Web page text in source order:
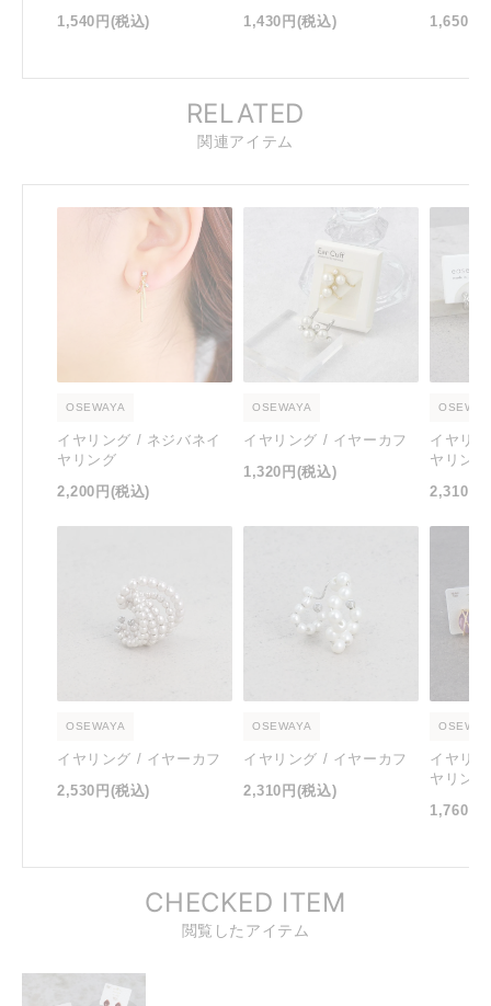
1,540円 (税込)
1,430円 (税込)
1,650円
RELATED
関連アイテム
OSEWAYA
イヤリング / ネジバネイ
ヤリング
2,200円 (税込)
OSEWAYA
イヤリング / イヤーカフ
1,320円 (税込)
イヤリ
ヤリング
2,310円
OSEWAYA
イヤリング / イヤーカフ
2,530円 (税込)
OSEWAYA
イヤリング / イヤーカフ
2,310円 (税込)
イヤリ
ヤリング
1,760円
CHECKED ITEM
閲覧したアイテム